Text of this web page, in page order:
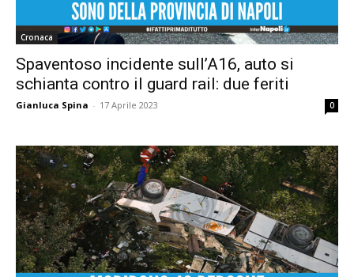
Cronaca
Spaventoso incidente sull’A16, auto si
schianta contro il guard rail: due feriti
Gianluca Spina - 17 Aprile 2023 0